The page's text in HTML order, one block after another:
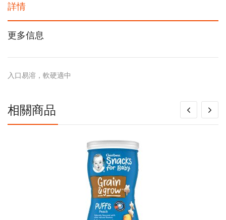
詳情
更多信息
入口易溶，軟硬適中
相關商品